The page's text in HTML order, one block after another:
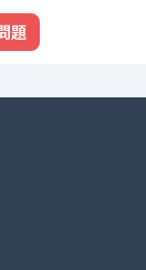
題